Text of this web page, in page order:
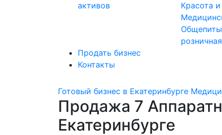
активов
Красота
Общепиты
Продать бизнес
Контакты
Готовый бизнес в Екатеринбурге
Продажа 7
Екатеринбурге